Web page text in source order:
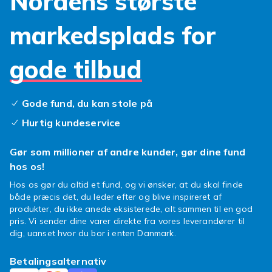
markedsplads for
gode tilbud
Gode fund, du kan stole på
Hurtig kundeservice
Gør som millioner af andre kunder, gør dine fund
hos os!
Hos os gør du altid et fund, og vi ønsker, at du skal finde
både præcis det, du leder efter og blive inspireret af
produkter, du ikke anede eksisterede, alt sammen til en god
pris. Vi sender dine varer direkte fra vores leverandører til
dig, uanset hvor du bor i enten Danmark.
Betalingsalternativ